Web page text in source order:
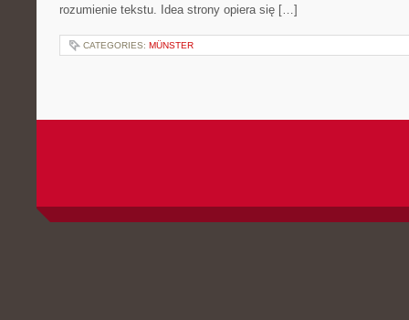
rozumienie tekstu. Idea strony opiera się […]
CATEGORIES: MÜNSTER